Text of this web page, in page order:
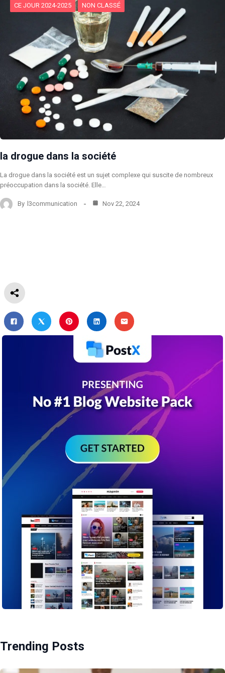
CE JOUR 2024-2025 NON CLASSÉ
la drogue dans la société
La drogue dans la société est un sujet complexe qui suscite de nombreux
préoccupation dans la société. Elle…
By l3communication Nov 22, 2024
Trending Posts